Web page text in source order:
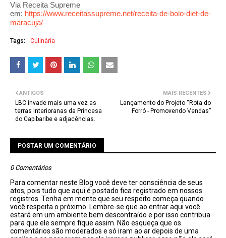
Via Receita Supreme
em: https://www.receitassupreme.net/receita-de-bolo-diet-de-
maracuja/
Tags: Culinária
MAIS RECENTES
Lançamento do Projeto “Rota do
Forró - Promovendo Vendas”
ANTIGOS
LBC invade mais uma vez as
terras interioranas da Princesa
do Capibaribe e adjacências.
POSTAR UM COMENTÁRIO
0 Comentários
Para comentar neste Blog você deve ter consciência de seus
atos, pois tudo que aqui é postado fica registrado em nossos
registros. Tenha em mente que seu respeito começa quando
você respeita o próximo. Lembre-se que ao entrar aqui você
estará em um ambiente bem descontraído e por isso contribua
para que ele sempre fique assim. Não esqueça que os
comentários são moderados e só iram ao ar depois de uma